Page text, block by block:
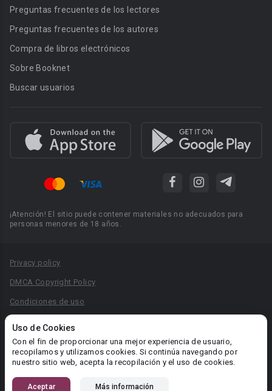
Uso de Cookies
Con el fin de proporcionar una mejor experiencia de usuario,
recopilamos y utilizamos cookies. Si continúa navegando por
nuestro sitio web, acepta la recopilación y el uso de cookies.
Aceptar Más información
Preguntas frecuentes de los lectores
Preguntas frecuentes de los autores
Compra de libros electrónicos
Sobre Booknet
Buscar usuarios
¡Atención! El sitio puede contener materiales no adecuados para
personas menores de 18 años.
Privacy policy
DMCA Copyright Policy
Condiciones de uso
Reglas para la publicación de libros
Área RR.PP.: pr@booknet.com
© 2026 Booknet. Todos los derechos reservados.